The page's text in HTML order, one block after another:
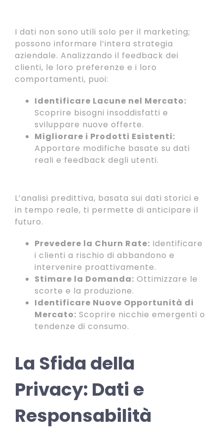
I dati non sono utili solo per il marketing;
possono informare l’intera strategia
aziendale. Analizzando il feedback dei
clienti, le loro preferenze e i loro
comportamenti, puoi:
Identificare Lacune nel Mercato:
Scoprire bisogni insoddisfatti e
sviluppare nuove offerte.
Migliorare i Prodotti Esistenti:
Apportare modifiche basate su dati
reali e feedback degli utenti.
L’analisi predittiva, basata sui dati storici e
in tempo reale, ti permette di anticipare il
futuro.
Prevedere la Churn Rate: Identificare
i clienti a rischio di abbandono e
intervenire proattivamente.
Stimare la Domanda: Ottimizzare le
scorte e la produzione.
Identificare Nuove Opportunità di
Mercato: Scoprire nicchie emergenti o
tendenze di consumo.
La Sfida della
Privacy: Dati e
Responsabilità